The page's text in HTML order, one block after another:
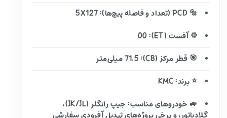
🔩 PCD (تعداد و فاصله پیچ‌ها): 5X127
⚙️ آفست (ET): 00
🎯 قطر مرکز (CB): 71.5 میلی‌متر
⭐ برند: KMC
🚙 خودروهای مناسب: جیپ رانگلر (JK/JL)،
گلادیاتور، و برخی پروژه‌های تبدیل آفرودی سفارشی